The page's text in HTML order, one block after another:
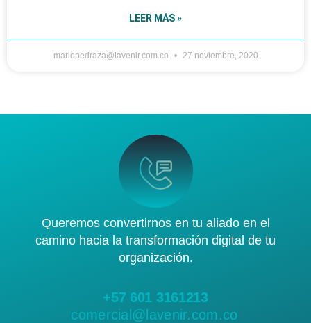
LEER MÁS »
mariopedraza@lavenir.com.co 27 noviembre, 2020
Queremos convertirnos en tu aliado en el
camino hacia la transformación digital de tu
organización.
+57 601 3161213
comercial@lavenir.com.co